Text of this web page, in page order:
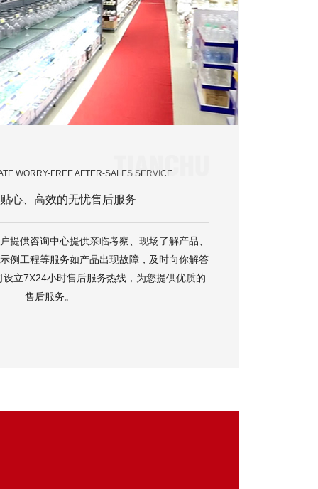
WORRY-FREE AFTER-SALES SERVICE
心、高效的无忧售后服务
提供咨询中心提供亲临考察、现场了解产品、
例工程等服务如产品出现故障，及时向你解答
立7X24小时售后服务热线，为您提供优质的
售后服务。